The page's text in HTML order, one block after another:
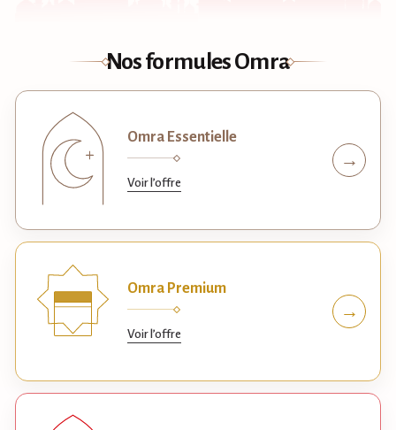
Nos formules Omra
Omra Essentielle
Voir l’offre
→
Omra Premium
Voir l’offre
→